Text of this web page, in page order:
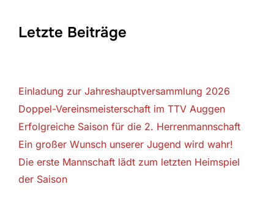
Letzte Beiträge
Einladung zur Jahreshauptversammlung 2026
Doppel-Vereinsmeisterschaft im TTV Auggen
Erfolgreiche Saison für die 2. Herrenmannschaft
Ein großer Wunsch unserer Jugend wird wahr!
Die erste Mannschaft lädt zum letzten Heimspiel
der Saison